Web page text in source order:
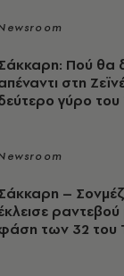
Πού θα
στη
γύρο
–
των 32 του